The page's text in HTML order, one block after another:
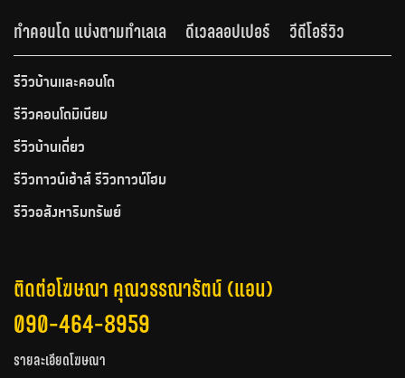
ทำคอนโด แบ่งตามทำเลเล
ดีเวลลอปเปอร์ วีดีโอรีวิว
รีวิวบ้านและคอนโด
รีวิวคอนโดมิเนียม
รีวิวบ้านเดี่ยว
รีวิวทาวน์เฮ้าส์ รีวิวทาวน์โฮม
รีวิวอสังหาริมทรัพย์
ติดต่อโฆษณา คุณวรรณารัตน์ (แอน)
090-464-8959
รายละเอียดโฆษณา